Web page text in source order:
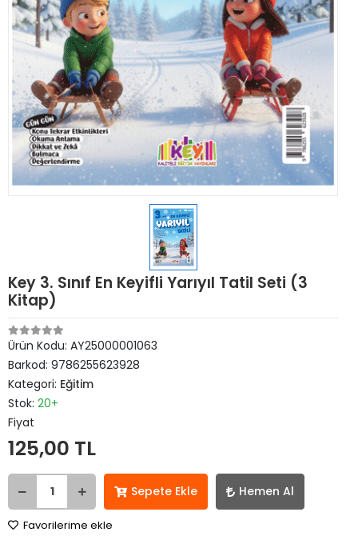
Key 3. Sınıf En Keyifli Yarıyıl Tatil Seti (3
Kitap)
Ürün Kodu: AY25000001063
Barkod: 9786255623928
Kategori: Eğitim
Stok: 20+
Fiyat
125,00 TL
Sepete Ekle Hemen Al
Favorilerime ekle